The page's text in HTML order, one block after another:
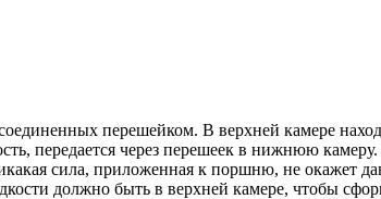
перешейком. В верхней камере
передается через перешеек в нижнюю
сила, приложенная к поршню, не окажет
должно быть в верхней камере, чтобы